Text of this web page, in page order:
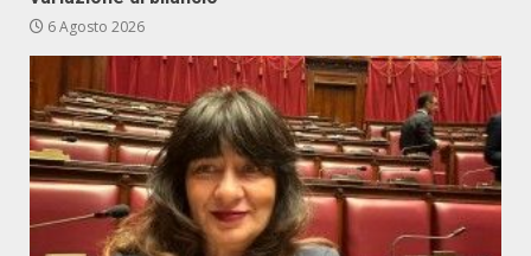
6 Agosto 2026